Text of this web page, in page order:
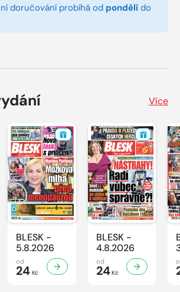
doručování probíhá od pondělí do
Více
BLESK -
5.8.2026
od
24Kč
BLESK -
4.8.2026
od
24Kč